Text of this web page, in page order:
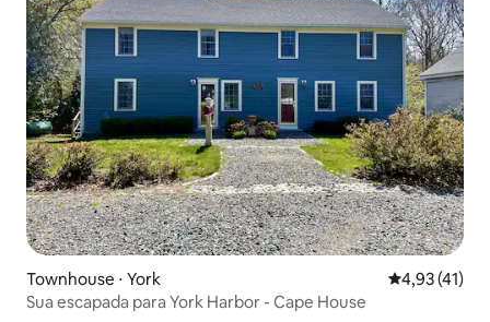
Townhouse ⋅ York 4,93 de uma
4,93 (41)
Sua escapada para York Harbor - Cape House